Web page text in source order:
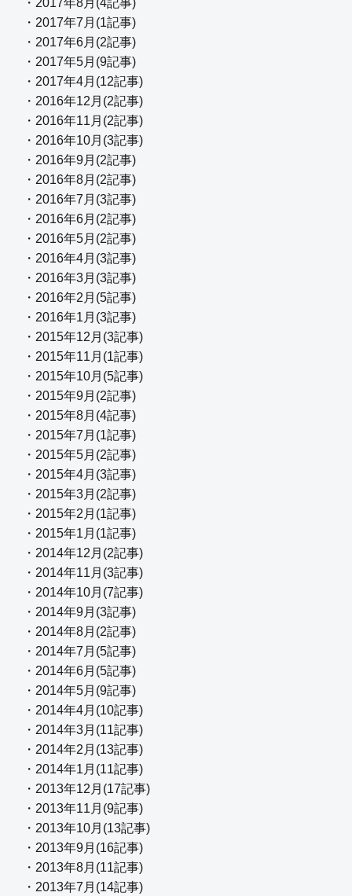
・2017年8月(4記事)
・2017年7月(1記事)
・2017年6月(2記事)
・2017年5月(9記事)
・2017年4月(12記事)
・2016年12月(2記事)
・2016年11月(2記事)
・2016年10月(3記事)
・2016年9月(2記事)
・2016年8月(2記事)
・2016年7月(3記事)
・2016年6月(2記事)
・2016年5月(2記事)
・2016年4月(3記事)
・2016年3月(3記事)
・2016年2月(5記事)
・2016年1月(3記事)
・2015年12月(3記事)
・2015年11月(1記事)
・2015年10月(5記事)
・2015年9月(2記事)
・2015年8月(4記事)
・2015年7月(1記事)
・2015年5月(2記事)
・2015年4月(3記事)
・2015年3月(2記事)
・2015年2月(1記事)
・2015年1月(1記事)
・2014年12月(2記事)
・2014年11月(3記事)
・2014年10月(7記事)
・2014年9月(3記事)
・2014年8月(2記事)
・2014年7月(5記事)
・2014年6月(5記事)
・2014年5月(9記事)
・2014年4月(10記事)
・2014年3月(11記事)
・2014年2月(13記事)
・2014年1月(11記事)
・2013年12月(17記事)
・2013年11月(9記事)
・2013年10月(13記事)
・2013年9月(16記事)
・2013年8月(11記事)
・2013年7月(14記事)